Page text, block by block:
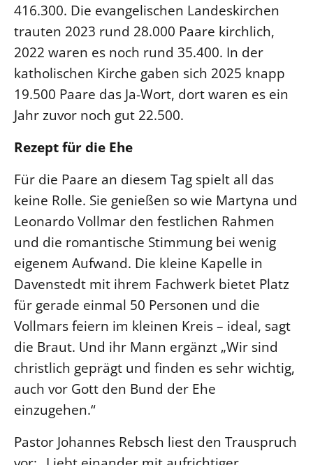
416.300. Die evangelischen Landeskirchen
trauten 2023 rund 28.000 Paare kirchlich,
2022 waren es noch rund 35.400. In der
katholischen Kirche gaben sich 2025 knapp
19.500 Paare das Ja-Wort, dort waren es ein
Jahr zuvor noch gut 22.500.
Rezept für die Ehe
Für die Paare an diesem Tag spielt all das
keine Rolle. Sie genießen so wie Martyna und
Leonardo Vollmar den festlichen Rahmen
und die romantische Stimmung bei wenig
eigenem Aufwand. Die kleine Kapelle in
Davenstedt mit ihrem Fachwerk bietet Platz
für gerade einmal 50 Personen und die
Vollmars feiern im kleinen Kreis – ideal, sagt
die Braut. Und ihr Mann ergänzt „Wir sind
christlich geprägt und finden es sehr wichtig,
auch vor Gott den Bund der Ehe
einzugehen.“
Pastor Johannes Rebsch liest den Trauspruch